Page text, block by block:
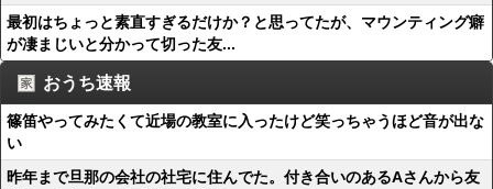
最初はちょっと素直すぎるだけか？と思ってたが、マウンティング癖
が凄まじいと分かって切った友...
おうち速報
篠笛やってみたくて近場の教室に入ったけど笑っちゃうほど音が出な
い
昨年まで旦那の会社の社宅に住んでた。付き合いのあるAさんから友